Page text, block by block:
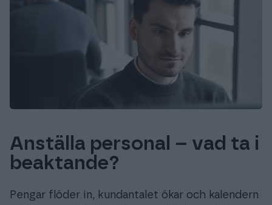
Anställa personal – vad ta i
beaktande?
Pengar flöder in, kundantalet ökar och kalendern